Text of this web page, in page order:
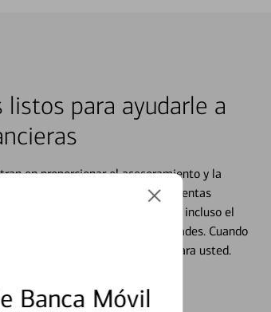
Banca Móvil
para ayudarle a
en proporcionar el asesoramiento y la
su vida financiera. Desde sus cuentas
la planificación para su futuro, e incluso el
de acuerdo con sus necesidades. Cuando
momento que sea adecuado para usted.